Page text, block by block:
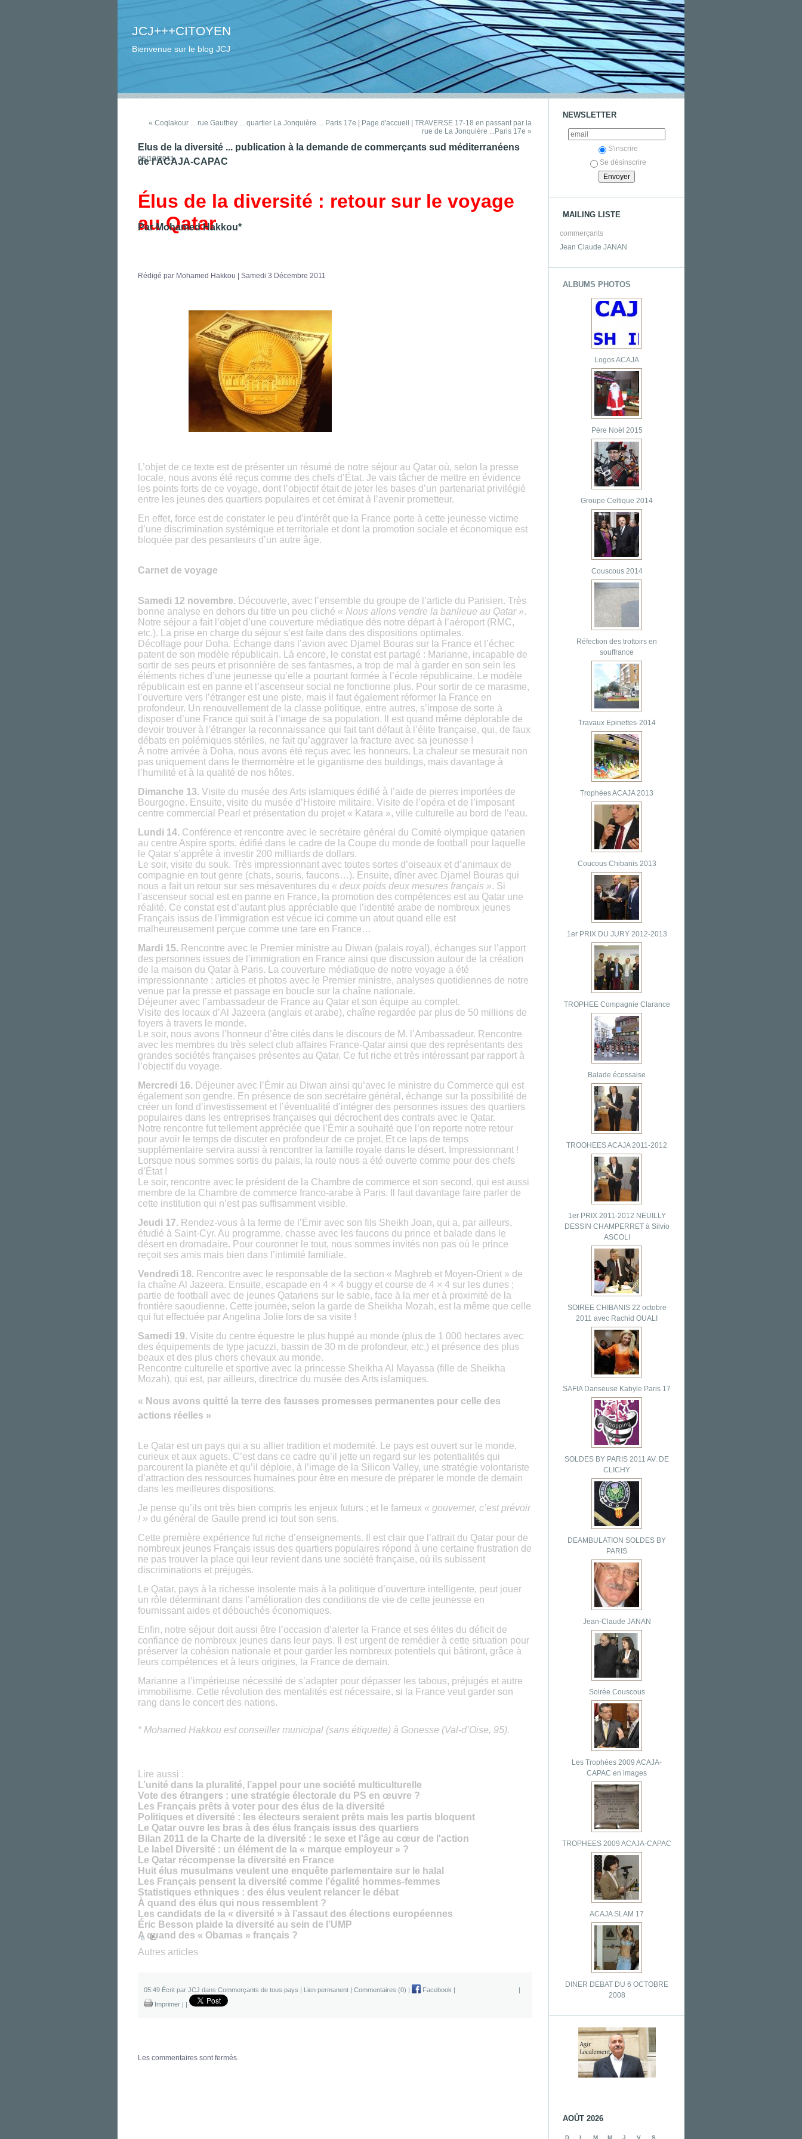
JCJ+++CITOYEN
Bienvenue sur le blog JCJ
NEWSLETTER
S'inscrire
Se désinscrire
MAILING LISTE
commerçants
Jean Claude JANAN
ALBUMS PHOTOS
Logos ACAJA
Pére Noël 2015
Groupe Celtique 2014
Couscous 2014
Réfection des trottoirs en
souffrance
Travaux Epinettes-2014
Trophées ACAJA 2013
Coucous Chibanis 2013
1er PRIX DU JURY 2012-2013
TROPHEE Compagnie Clarance
Balade écossaise
TROOHEES ACAJA 2011-2012
1er PRIX 2011-2012 NEUILLY
DESSIN CHAMPERRET à Silvio
ASCOLI
SOIREE CHIBANIS 22 octobre
2011 avec Rachid OUALI
SAFIA Danseuse Kabyle Paris 17
SOLDES BY PARIS 2011 AV. DE
CLICHY
DEAMBULATION SOLDES BY
PARIS
Jean-Claude JANAN
Soirée Couscous
Les Trophées 2009 ACAJA-
CAPAC en images
TROPHEES 2009 ACAJA-CAPAC
ACAJA SLAM 17
DINER DEBAT DU 6 OCTOBRE
2008
AOÛT 2026
D L M M J V S
« Coqlakour ... rue Gauthey ... quartier La Jonquière ... Paris 17e Page d'accueil
TRAVERSE 17-18 en passant par la
rue de La Jonquière ...Paris 17e »
05/12/2011
Elus de la diversité ... publication à la demande de commerçants sud méditerranéens
de l'ACAJA-CAPAC
Élus de la diversité : retour sur le voyage
au Qatar
Par Mohamed Hakkou*
Rédigé par Mohamed Hakkou | Samedi 3 Décembre 2011
L’objet de ce texte est de présenter un résumé de notre séjour au Qatar où, selon la presse
locale, nous avons été reçus comme des chefs d’État. Je vais tâcher de mettre en évidence
les points forts de ce voyage, dont l’objectif était de jeter les bases d’un partenariat privilégié
entre les jeunes des quartiers populaires et cet émirat à l’avenir prometteur.
En effet, force est de constater le peu d’intérêt que la France porte à cette jeunesse victime
d’une discrimination systémique et territoriale et dont la promotion sociale et économique est
bloquée par des pesanteurs d’un autre âge.
Carnet de voyage
Samedi 12 novembre. Découverte, avec l’ensemble du groupe de l’article du Parisien. Très
bonne analyse en dehors du titre un peu cliché « Nous allons vendre la banlieue au Qatar ».
Notre séjour a fait l’objet d’une couverture médiatique dès notre départ à l’aéroport (RMC,
etc.). La prise en charge du séjour s’est faite dans des dispositions optimales.
Décollage pour Doha. Échange dans l’avion avec Djamel Bouras sur la France et l’échec
patent de son modèle républicain. Là encore, le constat est partagé : Marianne, incapable de
sortir de ses peurs et prisonnière de ses fantasmes, a trop de mal à garder en son sein les
éléments riches d’une jeunesse qu’elle a pourtant formée à l’école républicaine. Le modèle
républicain est en panne et l’ascenseur social ne fonctionne plus. Pour sortir de ce marasme,
l’ouverture vers l’étranger est une piste, mais il faut également réformer la France en
profondeur. Un renouvellement de la classe politique, entre autres, s’impose de sorte à
disposer d’une France qui soit à l’image de sa population. Il est quand même déplorable de
devoir trouver à l’étranger la reconnaissance qui fait tant défaut à l’élite française, qui, de faux
débats en polémiques stériles, ne fait qu’aggraver la fracture avec sa jeunesse !
À notre arrivée à Doha, nous avons été reçus avec les honneurs. La chaleur se mesurait non
pas uniquement dans le thermomètre et le gigantisme des buildings, mais davantage à
l’humilité et à la qualité de nos hôtes.
Dimanche 13. Visite du musée des Arts islamiques édifié à l’aide de pierres importées de
Bourgogne. Ensuite, visite du musée d’Histoire militaire. Visite de l’opéra et de l’imposant
centre commercial Pearl et présentation du projet « Katara », ville culturelle au bord de l’eau.
Lundi 14. Conférence et rencontre avec le secrétaire général du Comité olympique qatarien
au centre Aspire sports, édifié dans le cadre de la Coupe du monde de football pour laquelle
le Qatar s’apprête à investir 200 milliards de dollars.
Le soir, visite du souk. Très impressionnant avec toutes sortes d’oiseaux et d’animaux de
compagnie en tout genre (chats, souris, faucons…). Ensuite, dîner avec Djamel Bouras qui
nous a fait un retour sur ses mésaventures du « deux poids deux mesures français ». Si
l’ascenseur social est en panne en France, la promotion des compétences est au Qatar une
réalité. Ce constat est d’autant plus appréciable que l’identité arabe de nombreux jeunes
Français issus de l’immigration est vécue ici comme un atout quand elle est
malheureusement perçue comme une tare en France…
Mardi 15. Rencontre avec le Premier ministre au Diwan (palais royal), échanges sur l’apport
des personnes issues de l’immigration en France ainsi que discussion autour de la création
de la maison du Qatar à Paris. La couverture médiatique de notre voyage a été
impressionnante : articles et photos avec le Premier ministre, analyses quotidiennes de notre
venue par la presse et passage en boucle sur la chaîne nationale.
Déjeuner avec l’ambassadeur de France au Qatar et son équipe au complet.
Visite des locaux d’Al Jazeera (anglais et arabe), chaîne regardée par plus de 50 millions de
foyers à travers le monde.
Le soir, nous avons l’honneur d’être cités dans le discours de M. l’Ambassadeur. Rencontre
avec les membres du très select club affaires France-Qatar ainsi que des représentants des
grandes sociétés françaises présentes au Qatar. Ce fut riche et très intéressant par rapport à
l’objectif du voyage.
Mercredi 16. Déjeuner avec l’Émir au Diwan ainsi qu’avec le ministre du Commerce qui est
également son gendre. En présence de son secrétaire général, échange sur la possibilité de
créer un fond d’investissement et l’éventualité d’intégrer des personnes issues des quartiers
populaires dans les entreprises françaises qui décrochent des contrats avec le Qatar.
Notre rencontre fut tellement appréciée que l’Émir a souhaité que l’on reporte notre retour
pour avoir le temps de discuter en profondeur de ce projet. Et ce laps de temps
supplémentaire servira aussi à rencontrer la famille royale dans le désert. Impressionnant !
Lorsque nous sommes sortis du palais, la route nous a été ouverte comme pour des chefs
d’État !
Le soir, rencontre avec le président de la Chambre de commerce et son second, qui est aussi
membre de la Chambre de commerce franco-arabe à Paris. Il faut davantage faire parler de
cette institution qui n’est pas suffisamment visible.
Jeudi 17. Rendez-vous à la ferme de l’Émir avec son fils Sheikh Joan, qui a, par ailleurs,
étudié à Saint-Cyr. Au programme, chasse avec les faucons du prince et balade dans le
désert en dromadaire. Pour couronner le tout, nous sommes invités non pas où le prince
reçoit ses amis mais bien dans l’intimité familiale.
Vendredi 18. Rencontre avec le responsable de la section « Maghreb et Moyen-Orient » de
la chaîne Al Jazeera. Ensuite, escapade en 4 × 4 buggy et course de 4 × 4 sur les dunes ;
partie de football avec de jeunes Qatariens sur le sable, face à la mer et à proximité de la
frontière saoudienne. Cette journée, selon la garde de Sheikha Mozah, est la même que celle
qui fut effectuée par Angelina Jolie lors de sa visite !
Samedi 19. Visite du centre équestre le plus huppé au monde (plus de 1 000 hectares avec
des équipements de type jacuzzi, bassin de 30 m de profondeur, etc.) et présence des plus
beaux et des plus chers chevaux au monde.
Rencontre culturelle et sportive avec la princesse Sheikha Al Mayassa (fille de Sheikha
Mozah), qui est, par ailleurs, directrice du musée des Arts islamiques.
« Nous avons quitté la terre des fausses promesses permanentes pour celle des
actions réelles »
Le Qatar est un pays qui a su allier tradition et modernité. Le pays est ouvert sur le monde,
curieux et aux aguets. C’est dans ce cadre qu’il jette un regard sur les potentialités qui
parcourent la planète et qu’il déploie, à l’image de la Silicon Valley, une stratégie volontariste
d’attraction des ressources humaines pour être en mesure de préparer le monde de demain
dans les meilleures dispositions.
Je pense qu’ils ont très bien compris les enjeux futurs ; et le fameux « gouverner, c’est prévoir
! » du général de Gaulle prend ici tout son sens.
Cette première expérience fut riche d’enseignements. Il est clair que l’attrait du Qatar pour de
nombreux jeunes Français issus des quartiers populaires répond à une certaine frustration de
ne pas trouver la place qui leur revient dans une société française, où ils subissent
discriminations et préjugés.
Le Qatar, pays à la richesse insolente mais à la politique d’ouverture intelligente, peut jouer
un rôle déterminant dans l’amélioration des conditions de vie de cette jeunesse en
fournissant aides et débouchés économiques.
Enfin, notre séjour doit aussi être l’occasion d’alerter la France et ses élites du déficit de
confiance de nombreux jeunes dans leur pays. Il est urgent de remédier à cette situation pour
préserver la cohésion nationale et pour garder les nombreux potentiels qui bâtiront, grâce à
leurs compétences et à leurs origines, la France de demain.
Marianne a l’impérieuse nécessité de s’adapter pour dépasser les tabous, préjugés et autre
immobilisme. Cette révolution des mentalités est nécessaire, si la France veut garder son
rang dans le concert des nations.
* Mohamed Hakkou est conseiller municipal (sans étiquette) à Gonesse (Val-d’Oise, 95).
Lire aussi :
L’unité dans la pluralité, l’appel pour une société multiculturelle
Vote des étrangers : une stratégie électorale du PS en œuvre ?
Les Français prêts à voter pour des élus de la diversité
Politiques et diversité : les électeurs seraient prêts mais les partis bloquent
Le Qatar ouvre les bras à des élus français issus des quartiers
Bilan 2011 de la Charte de la diversité : le sexe et l’âge au cœur de l'action
Le label Diversité : un élément de la « marque employeur » ?
Le Qatar récompense la diversité en France
Huit élus musulmans veulent une enquête parlementaire sur le halal
Les Français pensent la diversité comme l’égalité hommes-femmes
Statistiques ethniques : des élus veulent relancer le débat
À quand des élus qui nous ressemblent ?
Les candidats de la « diversité » à l’assaut des élections européennes
Éric Besson plaide la diversité au sein de l’UMP
A quand des « Obamas » français ?
Autres articles
05:49 Écrit par JCJ dans Commerçants de tous pays | Lien permanent | Commentaires (0) | Facebook |
|
Imprimer | |
Les commentaires sont fermés.